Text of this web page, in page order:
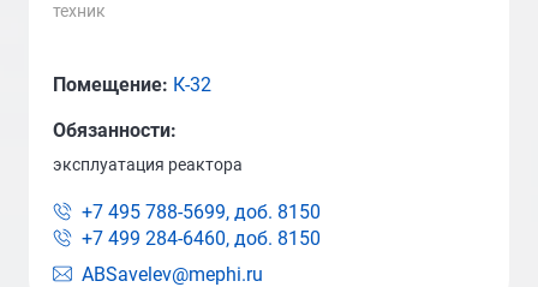
техник
ABSavelev@mephi.ru
Помещение: К-32
Обязанности:
эксплуатация реактора
+7 495 788-5699, доб. 8150
+7 499 284-6460, доб. 8150